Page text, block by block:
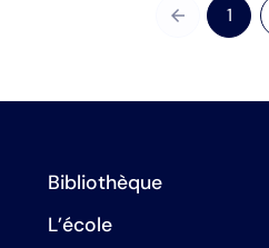
arrow_backPrécédent
1
Bibliothèque
L’école